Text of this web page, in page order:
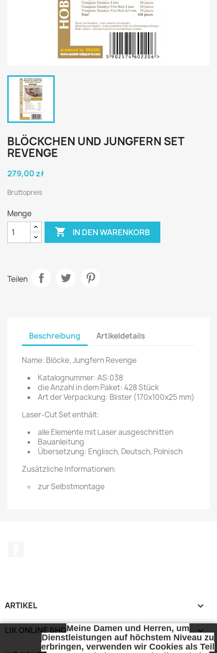
BLÖCKCHEN UND JUNGFERN SET
REVENGE
279,00 zł
Bruttopreis
Menge
 IN DEN WARENKORB
Teilen
Beschreibung Artikeldetails
Name: Blöcke, Jungfern Revenge
Katalognummer: AS:038
die Anzahl in dem Paket: 428 Stück
Art der Verpackung: Blister (170x100x25 mm)
Laser-Cut Set enthält:
alle Elemente mit Laser ausgeschnitten
Bauanleitung
Übersetzung: Englisch, Deutsch, Polnisch
Zusätzliche Informationen:
zur Selbstmontage
ARTIKEL 
LIK ONLINE SHOP 
Meine Damen und Herren, um
Dienstleistungen auf höchstem Niveau zu
erbringen, verwenden wir Cookies als Teil